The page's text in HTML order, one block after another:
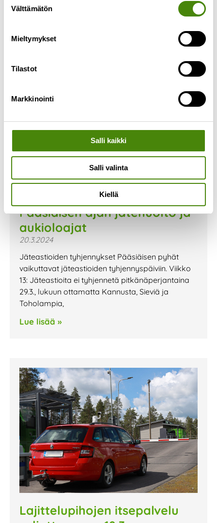
valinta
Välttämätön
Mieltymykset
Tilastot
Markkinointi
Salli kaikki
Salli valinta
Kiellä
ylikuormittumisesta.
Pääsiäisen ajan jätehuolto ja
aukioloajat
20.3.2024
Jäteastioiden tyhjennykset Pääsiäisen pyhät
vaikuttavat jäteastioiden tyhjennyspäiviin. Viikko
13: Jäteastioita ei tyhjennetä pitkänäperjantaina
29.3., lukuun ottamatta Kannusta, Sieviä ja
Toholampia,
Lue lisää »
Lajittelupihojen itsepalvelu